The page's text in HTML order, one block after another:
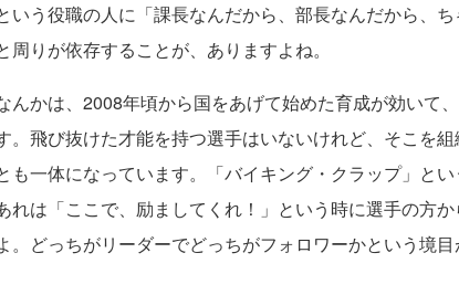
う役職の人に「課長なんだから、部長なんだから、ち
周りが依存することが、ありますよね。
んかは、2008年頃から国をあげて始めた育成が効いて
。飛び抜けた才能を持つ選手はいないけれど、そこを
も一体になっています。「バイキング・クラップ」と
れは「ここで、励ましてくれ！」という時に選手の方
。どっちがリーダーでどっちがフォロワーかという境